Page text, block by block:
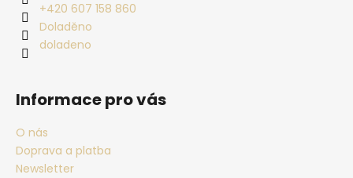
+420 607 158 860
Doladěno
doladeno
Informace pro vás
O nás
Doprava a platba
Newsletter